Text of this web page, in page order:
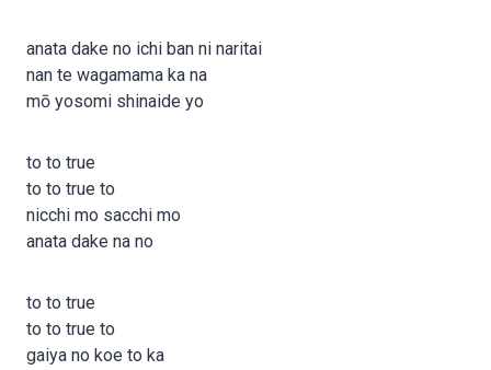
anata dake no ichi ban ni naritai
nan te wagamama ka na
mō yosomi shinaide yo
to to true
to to true to
nicchi mo sacchi mo
anata dake na no
to to true
to to true to
gaiya no koe to ka